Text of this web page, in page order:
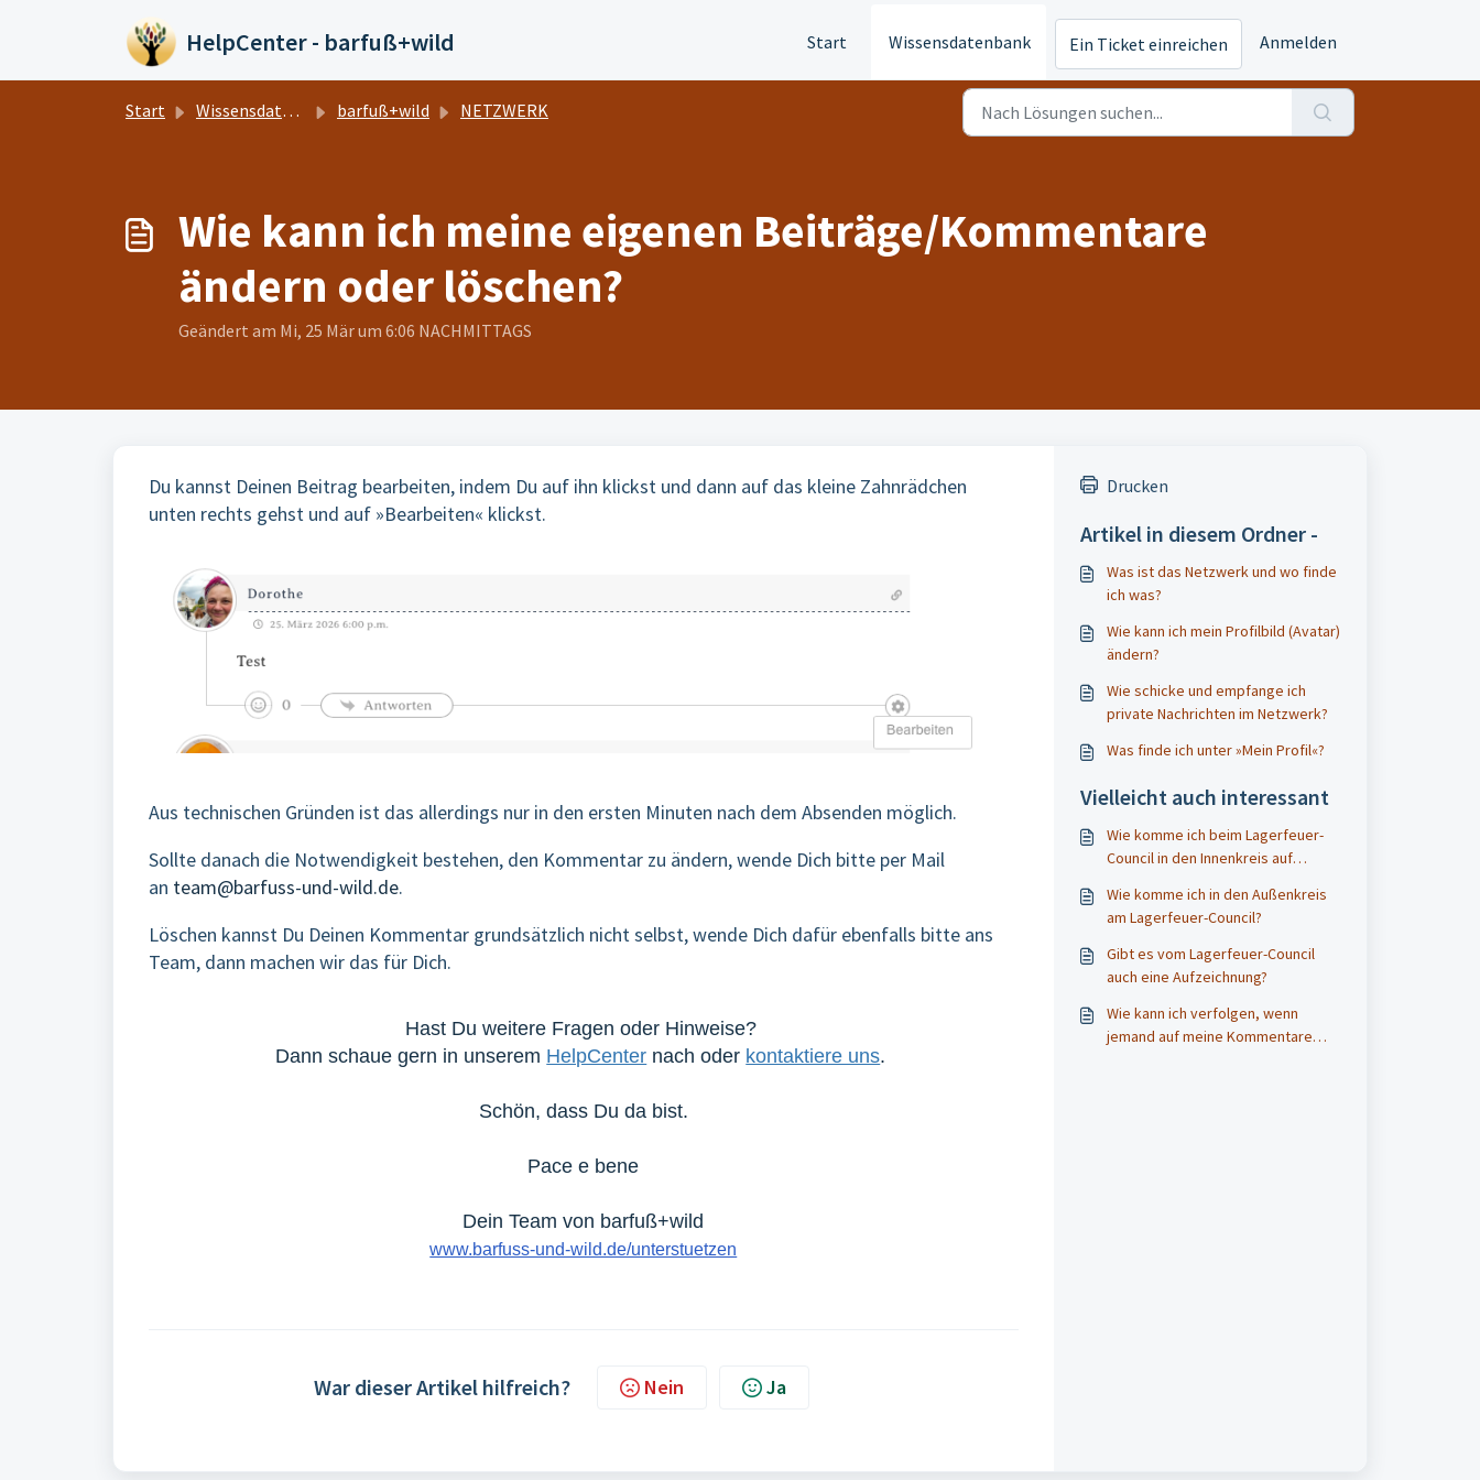
HelpCenter - barfuß+wild Start Wissensdatenbank Ein Ticket einreichen Anmelden
Start Wissensdatenbank barfuß+wild NETZWERK
Wie kann ich meine eigenen Beiträge/Kommentare
ändern oder löschen?
Geändert am Mi, 25 Mär um 6:06 NACHMITTAGS
Du kannst Deinen Beitrag bearbeiten, indem Du auf ihn klickst und dann auf das kleine Zahnrädchen
unten rechts gehst und auf »Bearbeiten« klickst.
Aus technischen Gründen ist das allerdings nur in den ersten Minuten nach dem Absenden möglich.
Sollte danach die Notwendigkeit bestehen, den Kommentar zu ändern, wende Dich bitte per Mail
an team@barfuss-und-wild.de.
Löschen kannst Du Deinen Kommentar grundsätzlich nicht selbst, wende Dich dafür ebenfalls bitte ans
Team, dann machen wir das für Dich.
Hast Du weitere Fragen oder Hinweise?
Dann schaue gern in unserem HelpCenter nach oder kontaktiere uns.
Schön, dass Du da bist.
Pace e bene
Dein Team von barfuß+wild
www.barfuss-und-wild.de/unterstuetzen
War dieser Artikel hilfreich? Nein Ja
Drucken
Artikel in diesem Ordner -
Was ist das Netzwerk und wo finde
ich was?
Wie kann ich mein Profilbild (Avatar)
ändern?
Wie schicke und empfange ich
private Nachrichten im Netzwerk?
Was finde ich unter »Mein Profil«?
Vielleicht auch interessant
Wie komme ich beim Lagerfeuer-
Council in den Innenkreis auf
Wie komme ich in den Außenkreis
am Lagerfeuer-Council?
Gibt es vom Lagerfeuer-Council
auch eine Aufzeichnung?
Wie kann ich verfolgen, wenn
jemand auf meine Kommentare